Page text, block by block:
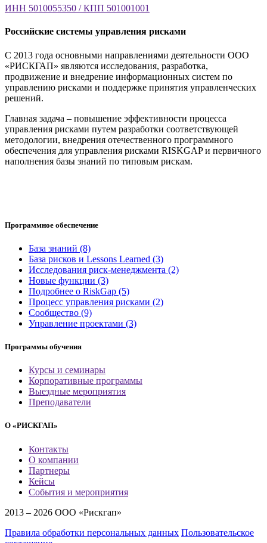
ИНН 5010055350 / КПП 501001001
Российские системы управления рисками
С 2013 года основными направлениями деятельности ООО
«РИСКГАП» являются исследования, разработка,
продвижение и внедрение информационных систем по
управлению рисками и поддержке принятия управленческих
решений.
Главная задача – повышение эффективности процесса
управления рисками путем разработки соответствующей
методологии, внедрения отечественного программного
обеспечения для управления рисками RISKGAP и первичного
наполнения базы знаний по типовым рискам.
Программное обеспечение
База знаний (8)
База рисков и Lessons Learned (3)
Исследования риск-менеджмента (2)
Новые функции (3)
Подробнее о RiskGap (5)
Процесс управления рисками (2)
Сообщество (9)
Управление проектами (3)
Программы обучения
Курсы и семинары
Корпоративные программы
Выездные мероприятия
Преподаватели
О «РИСКГАП»
Контакты
О компании
Партнеры
Кейсы
События и мероприятия
2013 – 2026 ООО «Рискгап»
Правила обработки персональных данных Пользовательское